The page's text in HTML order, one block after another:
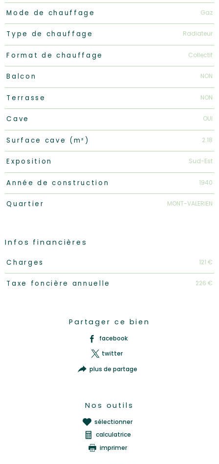
Mode de chauffage Gaz
Type de chauffage Radiateur
Format de chauffage Collectif
Balcon NON
Terrasse NON
Cave OUI
Surface cave (m²) 2.18
Exposition Sud-Est
Année de construction 1940
Quartier MONT-VALERIEN
Infos financières
Caractéristiques
Charges 121 €
Taxe foncière annuelle 226 €
Partager ce bien
facebook
twitter
plus de partage
Nos outils
sélectionner
calculatrice
imprimer